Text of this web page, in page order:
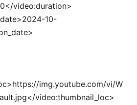
video:duration>
10-
img.youtube.com/vi/W
video:thumbnail_loc>